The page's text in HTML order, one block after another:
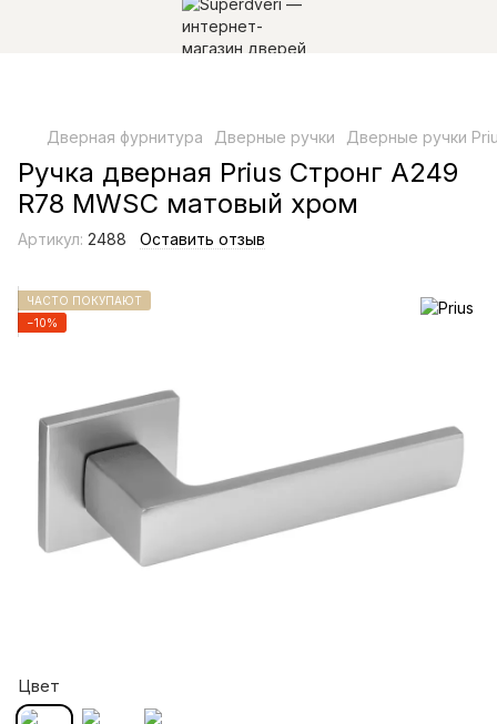
Дверная фурнитура Дверные ручки Дверные ручки
Ручка дверная Prius Стронг А249
R78 MWSC матовый хром
Артикул: 2488 Оставить отзыв
ЧАСТО ПОКУПАЮТ
−10%
Цвет